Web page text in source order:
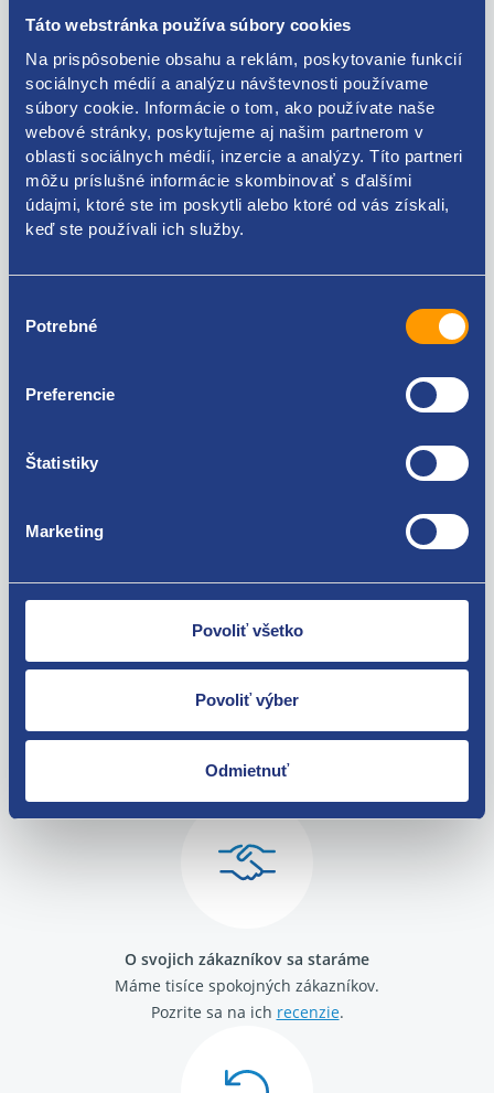
Táto webstránka používa súbory cookies
Na prispôsobenie obsahu a reklám, poskytovanie funkcií
sociálnych médií a analýzu návštevnosti používame
súbory cookie. Informácie o tom, ako používate naše
webové stránky, poskytujeme aj našim partnerom v
oblasti sociálnych médií, inzercie a analýzy. Títo partneri
môžu príslušné informácie skombinovať s ďalšími
údajmi, ktoré ste im poskytli alebo ktoré od vás získali,
keď ste používali ich služby.
súhlasu
Potrebné
Preferencie
Štatistiky
Marketing
Povoliť všetko
Povoliť výber
Odmietnuť
rúrka klimatizácia
originálne číslo Renault
8200334294
8200680867
Kódy produktov
Použiteľné pre vozidlá
Renault Laguna II 2001 - 2005 1.9 dCi - F9Q
Renault Laguna II 2001 - 2005 2.2 dCi - G9T
Renault Laguna II 2005 - 2007 2.0 dCi - M9R
Renault Laguna II 2005 - 2007 2.2 dCi - G9T
Nie ste spokojní? Vyriešime to!
zakúpenia. Alebo vám pošleme náhradu.
O svojich zákazníkov sa staráme
Máme tisíce spokojných zákazníkov.
Pozrite sa na ich recenzie.